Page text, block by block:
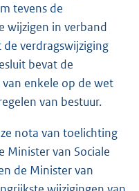
tevens de
wijzigen in verband
verdragswijziging
bevat de
enkele op de wet
van bestuur.
nota van toelichting
Minister van Sociale
de Minister van